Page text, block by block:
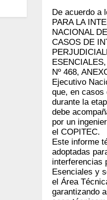
De acuerdo a
PARA LA
NACIONAL
CASOS DE
Nº 468,
Ejecutivo
que, en
durante la
debe
por un
el COPITEC.
Este informe
adoptadas
interferencias
Esenciales y
el Área
garantizando